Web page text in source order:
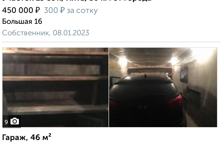
450 000 ₽ 300 ₽ за сотку
Большая 16
Собственник, 08.01.2023
9
Гараж, 46 м²